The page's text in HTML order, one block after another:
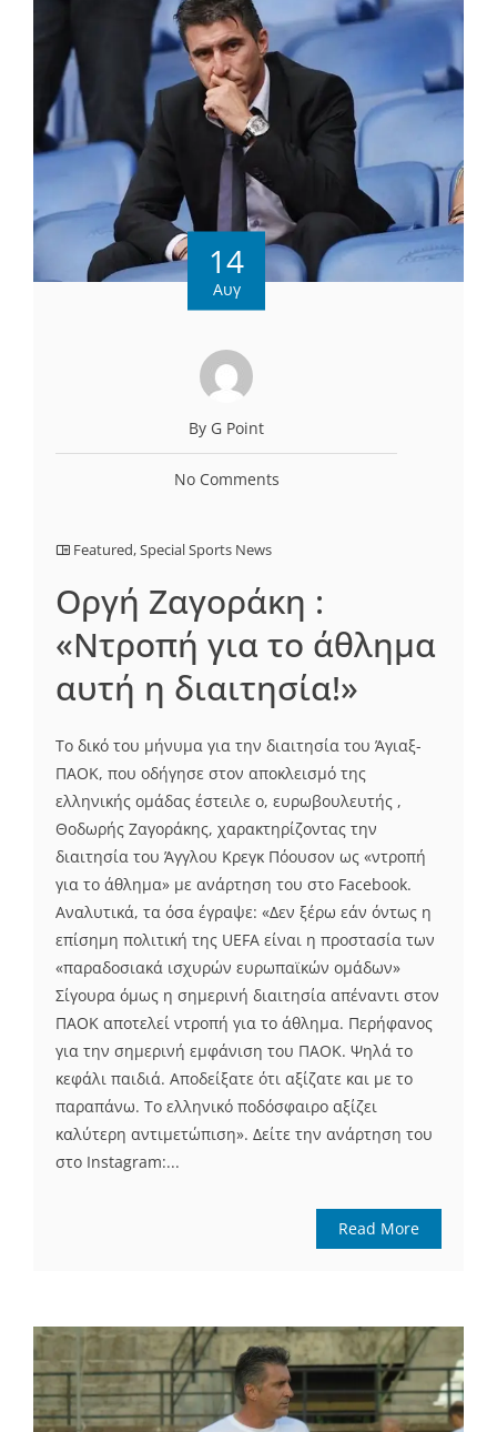
14
Αυγ
By G Point
No Comments
Featured,Special Sports News
Oργή Ζαγοράκη :
«Ντροπή για το άθλημα
αυτή η διαιτησία!»
Το δικό του μήνυμα για την διαιτησία του Άγιαξ-
ΠΑΟΚ, που οδήγησε στον αποκλεισμό της
ελληνικής ομάδας έστειλε ο, ευρωβουλευτής ,
Θοδωρής Ζαγοράκης, χαρακτηρίζοντας την
διαιτησία του Άγγλου Κρεγκ Πόουσον ως «ντροπή
για το άθλημα» με ανάρτηση του στο Facebook.
Αναλυτικά, τα όσα έγραψε: «Δεν ξέρω εάν όντως η
επίσημη πολιτική της UEFA είναι η προστασία των
«παραδοσιακά ισχυρών ευρωπαϊκών ομάδων»
Σίγουρα όμως η σημερινή διαιτησία απέναντι στον
ΠΑΟΚ αποτελεί ντροπή για το άθλημα. Περήφανος
για την σημερινή εμφάνιση του ΠΑΟΚ. Ψηλά το
κεφάλι παιδιά. Αποδείξατε ότι αξίζατε και με το
παραπάνω. Το ελληνικό ποδόσφαιρο αξίζει
καλύτερη αντιμετώπιση». Δείτε την ανάρτηση του
στο Instagram:...
Read More